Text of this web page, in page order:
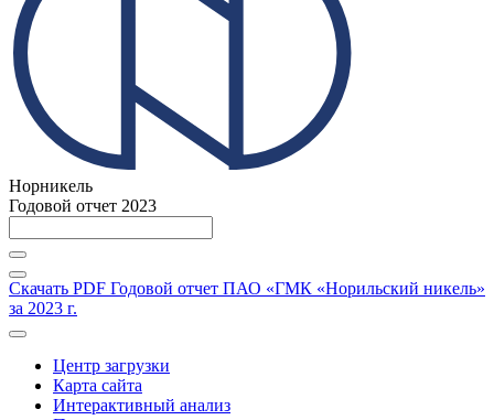
Норникель
Годовой отчет 2023
Скачать PDF Годовой отчет ПАО «ГМК «Норильский никель»
за 2023 г.
Центр загрузки
Карта сайта
Интерактивный анализ